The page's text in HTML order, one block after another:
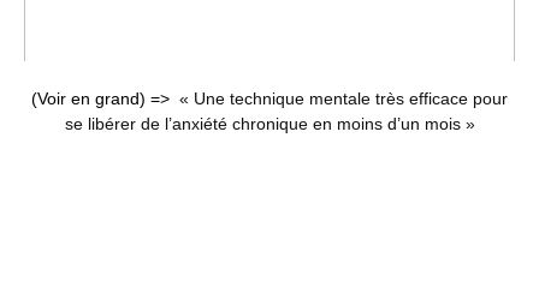
(Voir en grand) => « Une technique mentale très efficace pour
se libérer de l’anxiété chronique en moins d’un mois »